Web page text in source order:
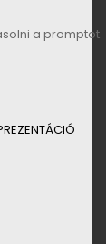
a promptot.